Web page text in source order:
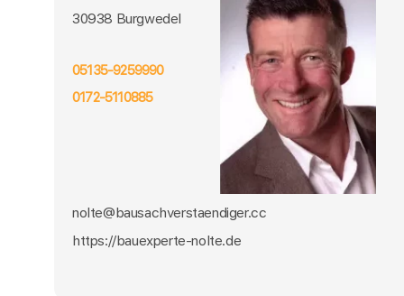
30938 Burgwedel
05135-9259990
0172-5110885
nolte@bausachverstaendiger.cc
https://bauexperte-nolte.de